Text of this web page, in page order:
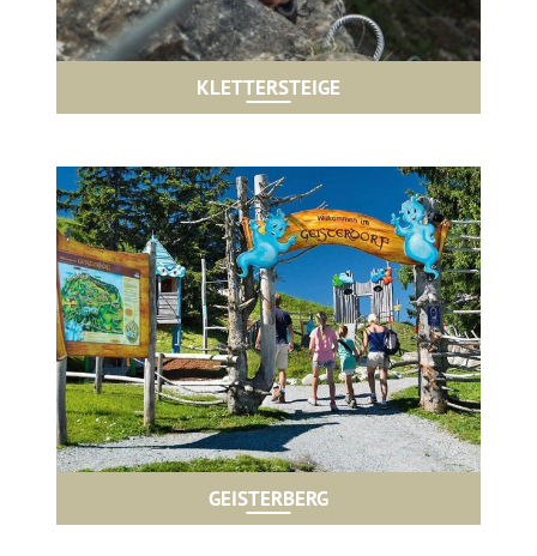
KLETTERSTEIGE
GEISTERBERG